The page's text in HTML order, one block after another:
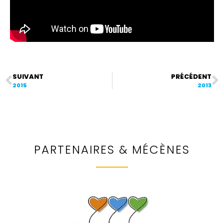
SUIVANT
2015
PRÉCÉDENT
2013
PARTENAIRES & MÉCÈNES